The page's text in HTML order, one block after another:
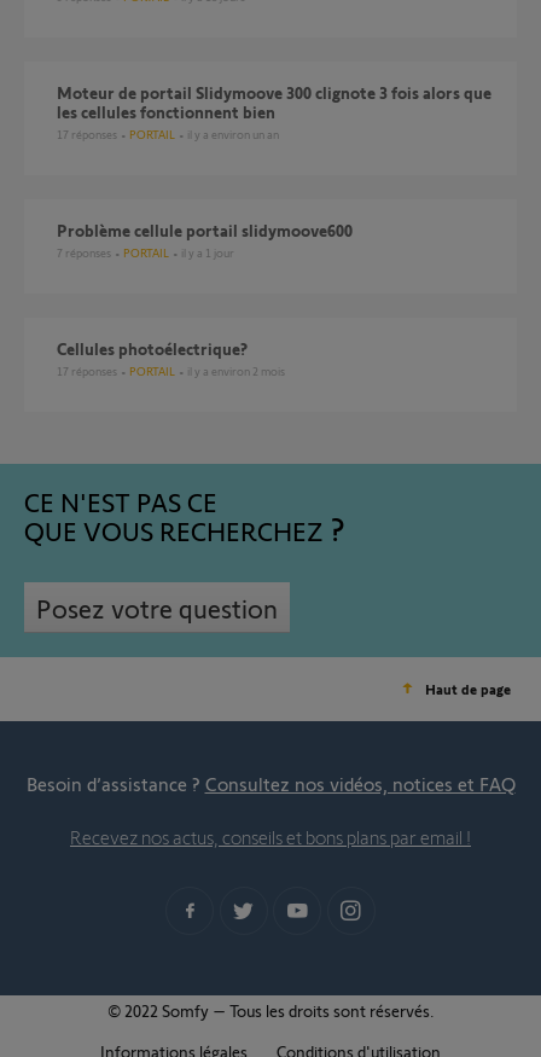
Moteur de portail Slidymoove 300 clignote 3 fois alors que
les cellules fonctionnent bien
17 réponses PORTAIL il y a environ un an
Problème cellule portail slidymoove600
7 réponses PORTAIL il y a 1 jour
cellules photoélectrique?
17 réponses PORTAIL il y a environ 2 mois
CE N'EST PAS CE
QUE VOUS RECHERCHEZ
Posez votre question
Haut de page
Besoin d’assistance ? Consultez nos vidéos, notices et FAQ
Recevez nos actus, conseils et bons plans par email !
© 2022 Somfy – Tous les droits sont réservés.
Informations légales
Conditions d'utilisation